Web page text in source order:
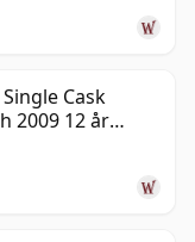
Cask
2009 12 år